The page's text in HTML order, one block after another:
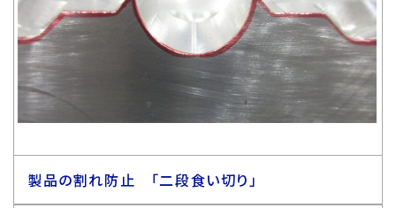
製品の割れ防止 「二段食い切り」